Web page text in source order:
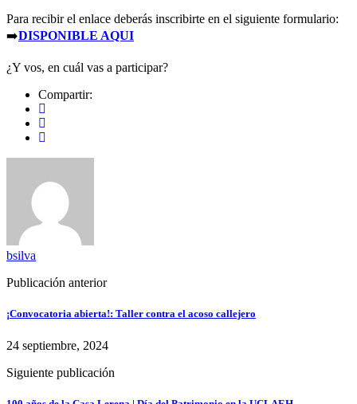
Para recibir el enlace deberás inscribirte en el siguiente formulario:
➡️DISPONIBLE AQUI
¿Y vos, en cuál vas a participar?
Compartir:
bsilva
Publicación anterior
¡Convocatoria abierta!: Taller contra el acoso callejero
24 septiembre, 2024
Siguiente publicación